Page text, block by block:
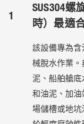
1
SUS304螺
時）最適
該設備專為
械脫水作業
泥、船舶艙
和油泥、加
場儲槽或地